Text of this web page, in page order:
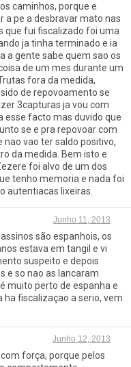
caminhos, porque e
a pe a desbravar mato nas
que fui fiscalizado foi uma
ja tinha terminado e ia
a gente sabe quem sao os
de um mes durante um
fora da medida,
de repovoamento se
3capturas ja vou com
esse facto mas duvido que
se e pra repovoar com
vao ter saldo positivo,
da medida. Bem isto e
foi alvo de um dos
tenho memoria e nada foi
autentiacas lixeiras.
Junho 11, 2013
são espanhois, os
estava em tangil e vi
suspeito e depois
e so nao as lancaram
muito perto de espanha e
fiscalizaçao a serio, vem
Junho 12, 2013
força, porque pelos